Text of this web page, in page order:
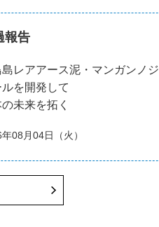
報告
レアアース泥・マンガンノジ
ルを開発して
の未来を拓く
08月04日（火）